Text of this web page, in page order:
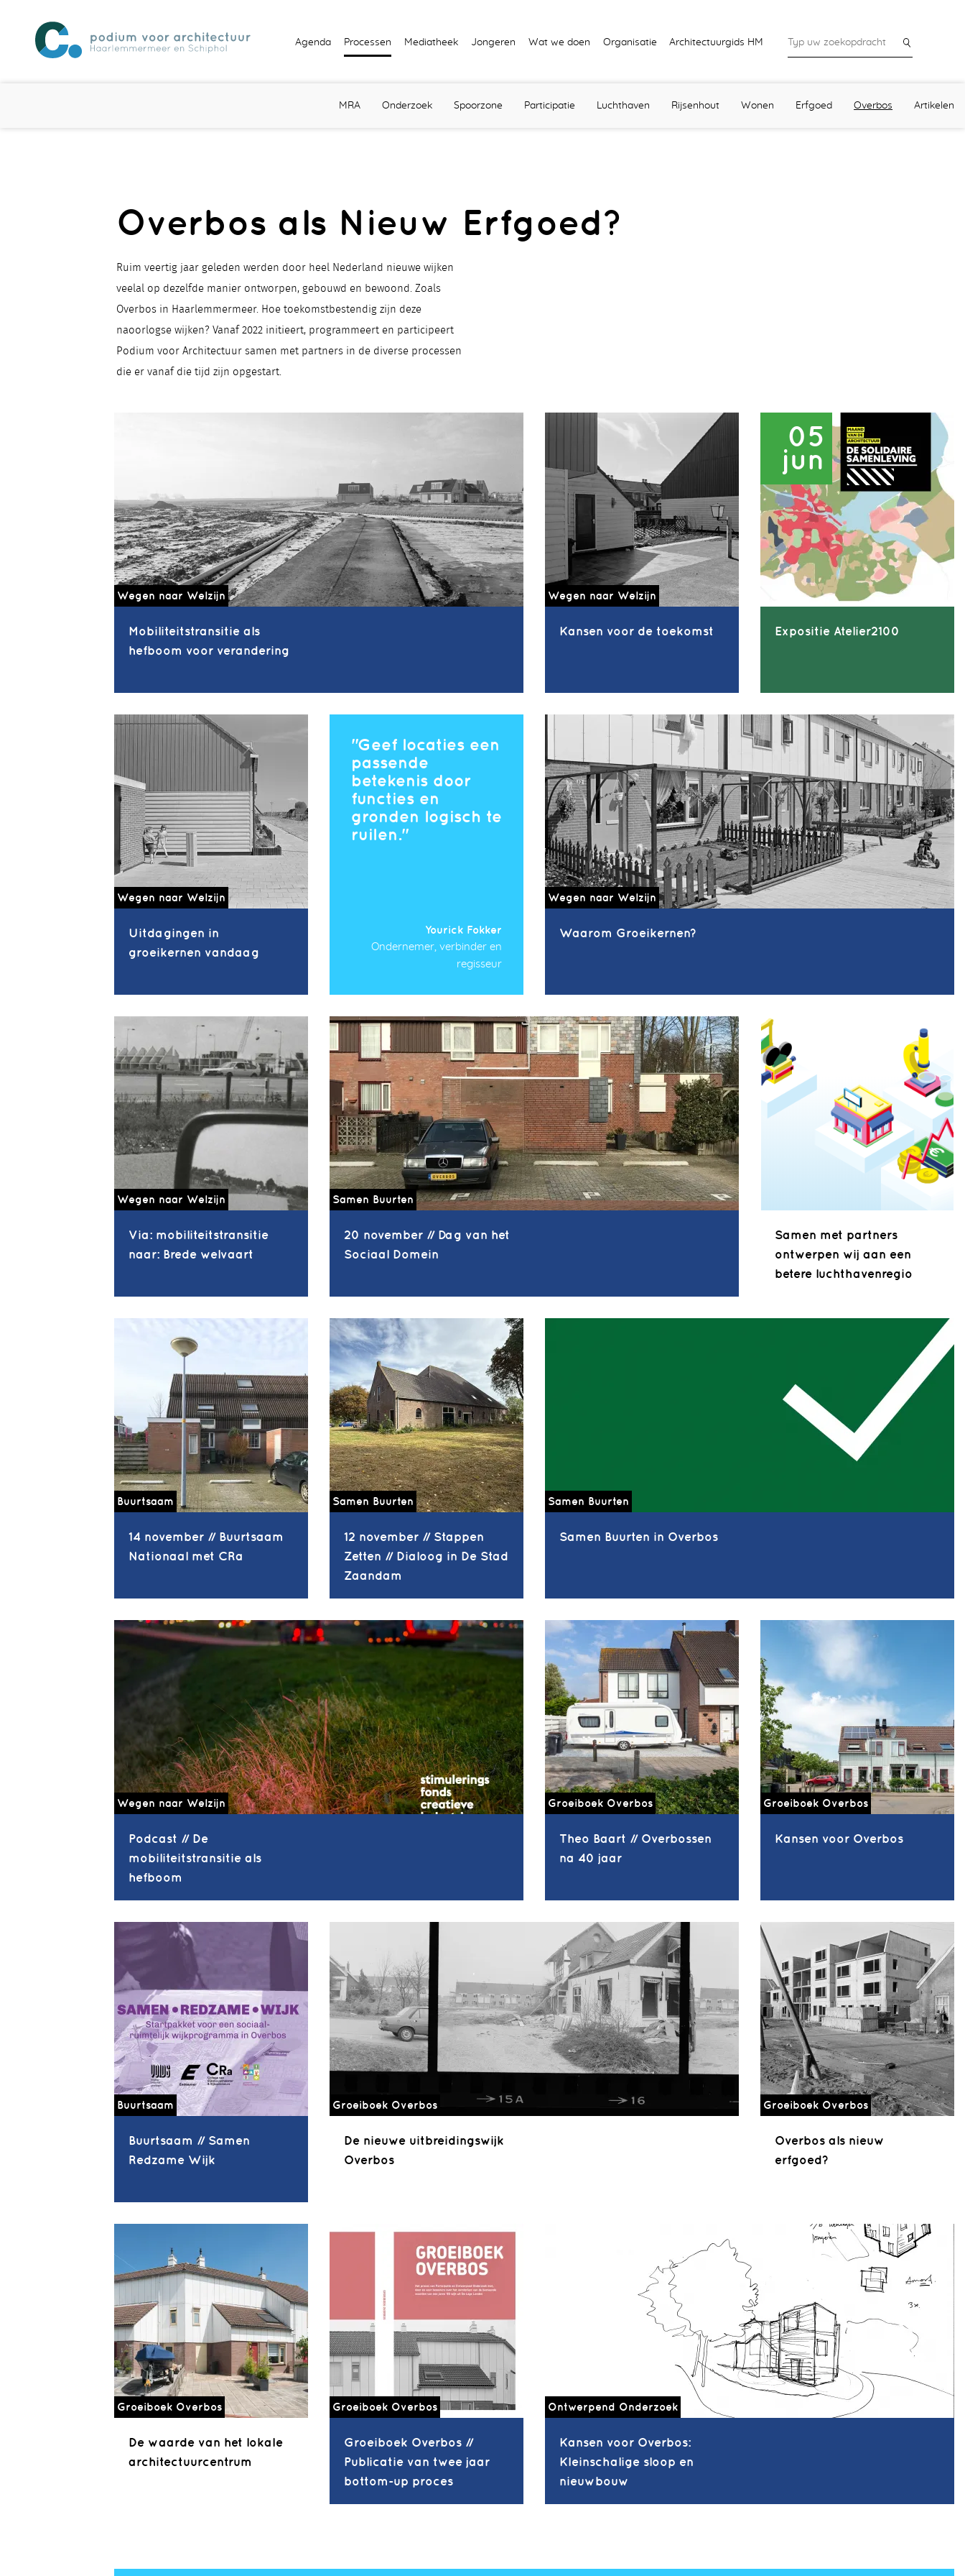
Agenda Processen Mediatheek Jongeren Wat we doen Organisatie Architectuurgids HM
MRA Onderzoek Spoorzone Participatie Luchthaven Rijsenhout Wonen Erfgoed Overbos Artikelen
Overbos als Nieuw Erfgoed?
Ruim veertig jaar geleden werden door heel Nederland nieuwe wijken
veelal op dezelfde manier ontworpen, gebouwd en bewoond. Zoals
Overbos in Haarlemmermeer. Hoe toekomstbestendig zijn deze
naoorlogse wijken? Vanaf 2022 initieert, programmeert en participeert
Podium voor Architectuur samen met partners in de diverse processen
die er vanaf die tijd zijn opgestart.
Wegen naar Welzijn
Mobiliteitstransitie als
hefboom voor verandering
Wegen naar Welzijn
Kansen voor de toekomst
05
jun
Expositie Atelier2100
Wegen naar Welzijn
Uitdagingen in
groeikernen vandaag
Geef locaties een
passende
betekenis door
functies en
gronden logisch te
ruilen.
Yourick Fokker
Ondernemer, verbinder en
regisseur
Wegen naar Welzijn
Waarom Groeikernen?
Wegen naar Welzijn
Via: mobiliteitstransitie
naar: Brede welvaart
Samen Buurten
20 november // Dag van het
Sociaal Domein
Samen met partners
ontwerpen wij aan een
betere luchthavenregio
Buurtsaam
14 november // Buurtsaam
Nationaal met CRa
Samen Buurten
12 november // Stappen
Zetten // Dialoog in De Stad
Zaandam
Samen Buurten
Samen Buurten in Overbos
Wegen naar Welzijn
Podcast // De
mobiliteitstransitie als
hefboom
Groeiboek Overbos
Theo Baart // Overbossen
na 40 jaar
Groeiboek Overbos
Kansen voor Overbos
Buurtsaam
Buurtsaam // Samen
Redzame Wijk
Groeiboek Overbos
De nieuwe uitbreidingswijk
Overbos
Groeiboek Overbos
Overbos als nieuw
erfgoed?
Groeiboek Overbos
De waarde van het lokale
architectuurcentrum
Groeiboek Overbos
Groeiboek Overbos //
Publicatie van twee jaar
bottom-up proces
Ontwerpend Onderzoek
Kansen voor Overbos:
Kleinschalige sloop en
nieuwbouw